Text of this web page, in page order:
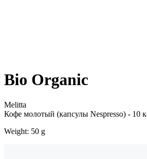
Bio Organic
Melitta
Кофе молотый (капсулы Nespresso) - 10
Weight: 50 g